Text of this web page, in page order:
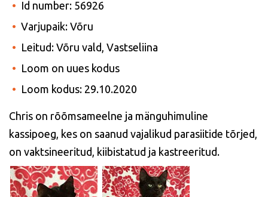
Id number: 56926
Varjupaik: Võru
Leitud: Võru vald, Vastseliina
Loom on uues kodus
Loom kodus: 29.10.2020
Chris on rõõmsameelne ja mänguhimuline
kassipoeg, kes on saanud vajalikud parasiitide tõrjed,
on vaktsineeritud, kiibistatud ja kastreeritud.